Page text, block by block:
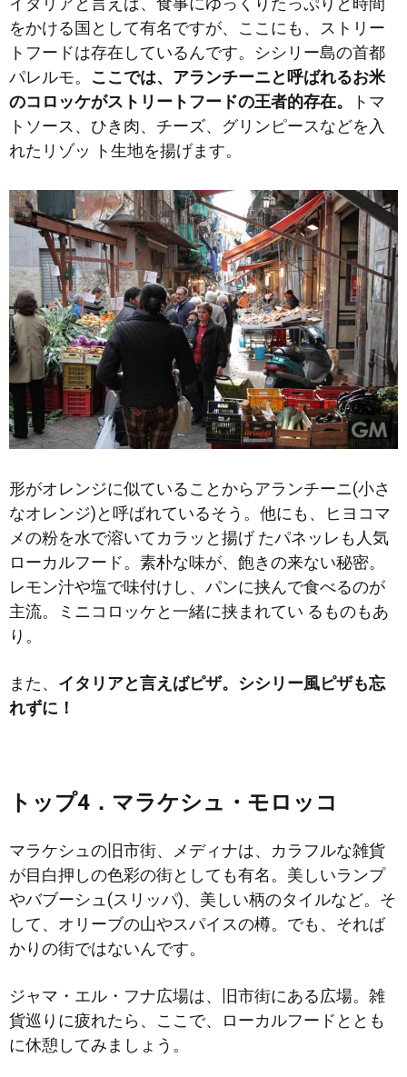
をかける国として有名ですが、ここにも、ストリー
トフードは存在しているんです。シシリー島の首都
パレルモ。 ここでは、アランチーニと呼ばれるお米
のコロッケがストリートフードの王者的存在。
トマ
トソース、ひき肉、チーズ、グリンピースなどを入
れたリゾッ ト生地を揚げます。
形がオレンジに似ていることからアランチーニ(小さ
なオレンジ)と呼ばれているそう。他にも、ヒヨコマ
メの粉を水で溶いてカラッと揚げ たパネッレも人気
ローカルフード。素朴な味が、飽きの来ない秘密。
レモン汁や塩で味付けし、パンに挟んで食べるのが
主流。ミニコロッケと一緒に挟まれてい るものもあ
り。
また、 イタリアと言えばピザ。シシリー風ピザも忘
れずに！
トップ4．マラケシュ・モロッコ
マラケシュの旧市街、メディナは、カラフルな雑貨
が目白押しの色彩の街としても有名。美しいランプ
やバブーシュ(スリッパ)、美しい柄のタイルなど。そ
して、オリーブの山やスパイスの樽。でも、それば
かりの街ではないんです。
ジャマ・エル・フナ広場は、旧市街にある広場。雑
貨巡りに疲れたら、ここで、ローカルフードととも
に休憩してみましょう。